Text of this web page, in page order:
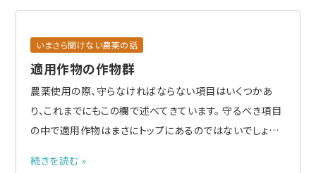
列挙します。 ..
いまさら聞けない農薬の話
適用作物の作物群
農薬使用の際、守らなければならない項目はいくつかあ
り、これまでにもこの欄で述べてきています。 守るべき項目
の中で適用作物はまさにトップにあるのではないでしょう
もあります。対象としている作物が適用表の中にあるのだ
続きを読む »